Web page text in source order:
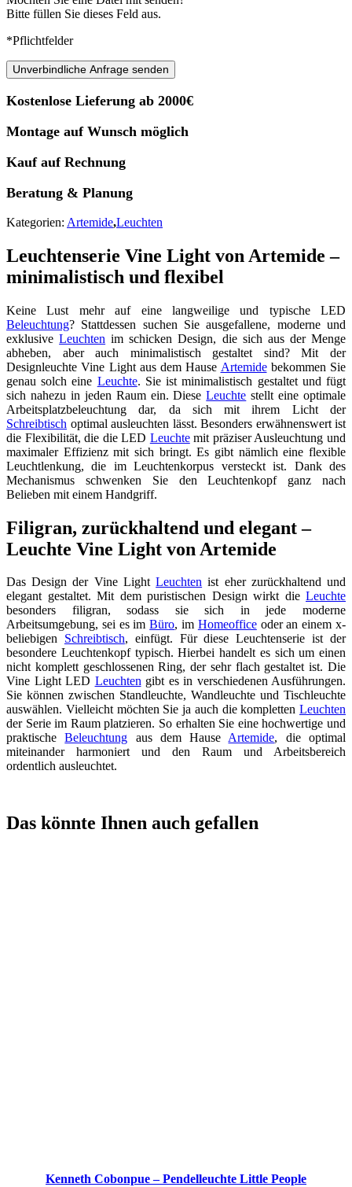
Bitte füllen Sie dieses Feld aus.
*Pflichtfelder
Unverbindliche Anfrage senden
Kostenlose Lieferung ab 2000€
Montage auf Wunsch möglich
Kauf auf Rechnung
Beratung & Planung
Kategorien: Artemide,Leuchten
Leuchtenserie Vine Light von Artemide –
minimalistisch und flexibel
Keine Lust mehr auf eine langweilige und typische LED
Beleuchtung? Stattdessen suchen Sie ausgefallene, moderne und
exklusiveLeuchten im schicken Design, die sich aus der Menge
abheben, aber auch minimalistisch gestaltet sind? Mit der
Designleuchte Vine Light aus dem Hause Artemidebekommen Sie
genau solch eine Leuchte. Sie ist minimalistisch gestaltet und fügt
sich nahezu in jeden Raum ein. DieseLeuchte stellt eine optimale
Arbeitsplatzbeleuchtung dar, da sich mit ihrem Licht der
Schreibtisch optimal ausleuchten lässt. Besonders erwähnenswert ist
die Flexibilität, die die LED Leuchtemit präziser Ausleuchtung und
maximaler Effizienz mit sich bringt. Es gibt nämlich eine flexible
Leuchtlenkung, die im Leuchtenkorpus versteckt ist. Dank des
Mechanismus schwenken Sie den Leuchtenkopf ganz nach
Belieben mit einem Handgriff.
Filigran, zurückhaltend und elegant –
Leuchte Vine Light von Artemide
Das Design der Vine LightLeuchten ist eher zurückhaltend und
elegant gestaltet. Mit dem puristischen Design wirkt die Leuchte
besonders filigran, sodass sie sich in jede moderne
Arbeitsumgebung, sei es imBüro, im Homeofficeoder an einem x-
beliebigen Schreibtisch, einfügt. Für diese Leuchtenserie ist der
besondere Leuchtenkopf typisch. Hierbei handelt es sich um einen
nicht komplett geschlossenen Ring, der sehr flach gestaltet ist. Die
Vine Light LED Leuchtengibt es in verschiedenen Ausführungen.
Sie können zwischen Standleuchte, Wandleuchte und Tischleuchte
auswählen. Vielleicht möchten Sie ja auch die kompletten Leuchten
der Serie im Raum platzieren. So erhalten Sie eine hochwertige und
praktischeBeleuchtung aus dem HauseArtemide, die optimal
miteinander harmoniert und den Raum und Arbeitsbereich
ordentlich ausleuchtet.
Das könnte Ihnen auch gefallen
Kenneth Cobonpue – Pendelleuchte Little People